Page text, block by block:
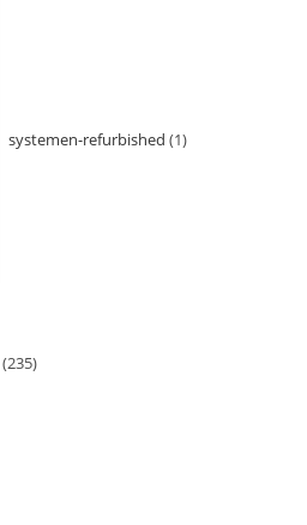
systemen-refurbished 1
235